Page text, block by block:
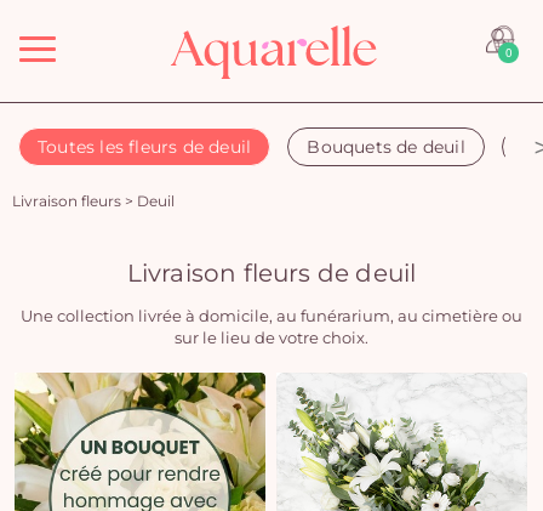
Menu 0
Toutes les fleurs de deuil Bouquets de deuil
Livraison fleurs > Deuil
Livraison fleurs de deuil
Une collection livrée à domicile, au funérarium, au cimetière ou
sur le lieu de votre choix.